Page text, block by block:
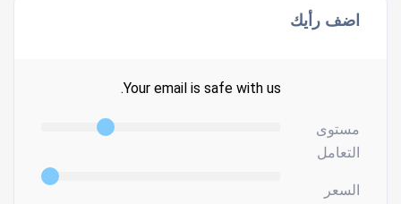
اضف رأيك
Your email is safe with us.
مستوى
التعامل
السعر